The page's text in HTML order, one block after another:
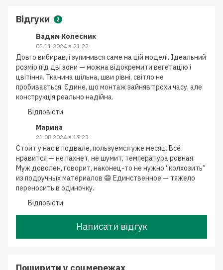
Відгуки 2
Вадим Колесник
05.11.2024 в 21:22
Довго вибирав, і зупинився саме на цій моделі. Ідеальний
розмір під дві зони — можна відокремити вегетацію і
цвітіння. Тканина щільна, шви рівні, світло не
пробивається. Єдине, що монтаж зайняв трохи часу, але
конструкція реально надійна.
Відповісти
Марина
21.08.2024 в 19:23
Стоит у нас в подвале, пользуемся уже месяц. Всё
нравится — не пахнет, не шумит, температура ровная.
Муж доволен, говорит, наконец-то не нужно “колхозить”
из подручных материалов 😄 Единственное — тяжело
переносить в одиночку.
Відповісти
Написати відгук